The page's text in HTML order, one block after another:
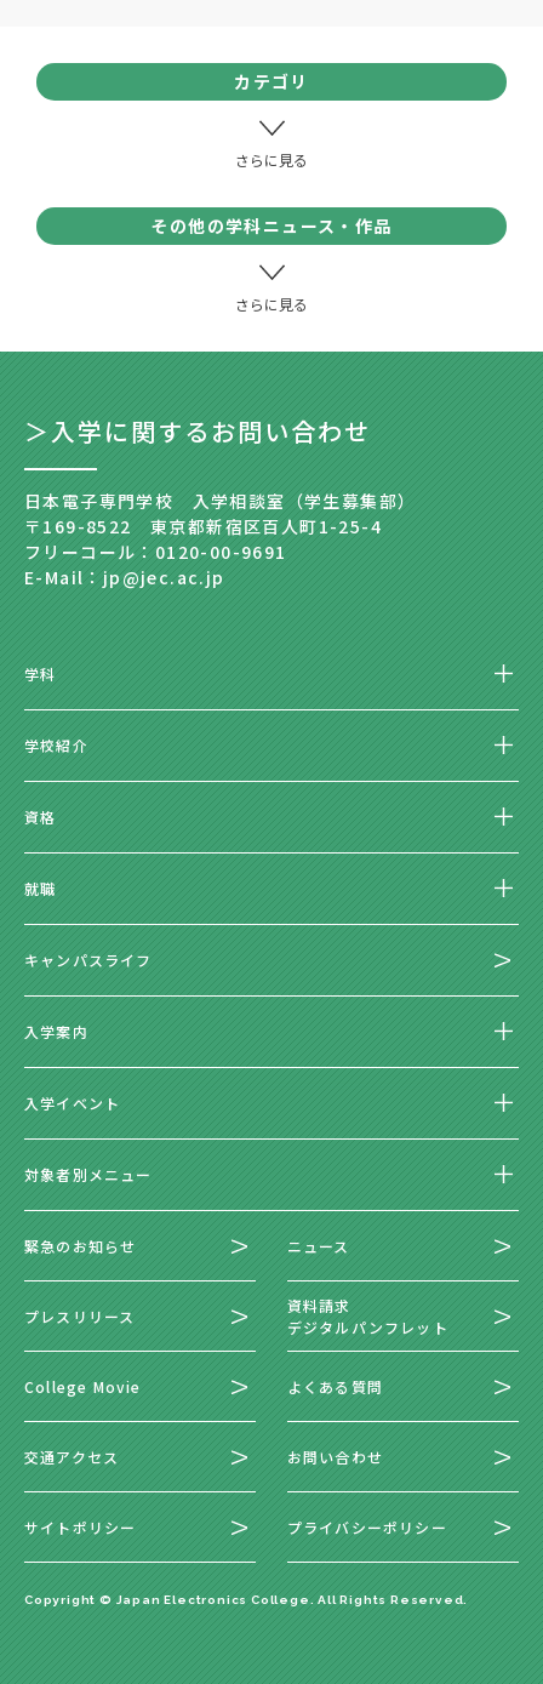
カテゴリ
その他の学科ニュース・作品
＞入学に関するお問い合わせ
日本電子専門学校 入学相談室（学生募集部）
〒169-8522 東京都新宿区百人町1-25-4
フリーコール：0120-00-9691
E-Mail：jp@jec.ac.jp
学科
学校紹介
資格
就職
キャンパスライフ
入学案内
入学イベント
対象者別メニュー
緊急のお知らせ ニュース
プレスリリース
資料請求
デジタルパンフレット
College Movie よくある質問
交通アクセス お問い合わせ
サイトポリシー プライバシーポリシー
Copyright © Japan Electronics College. All Rights Reserved.